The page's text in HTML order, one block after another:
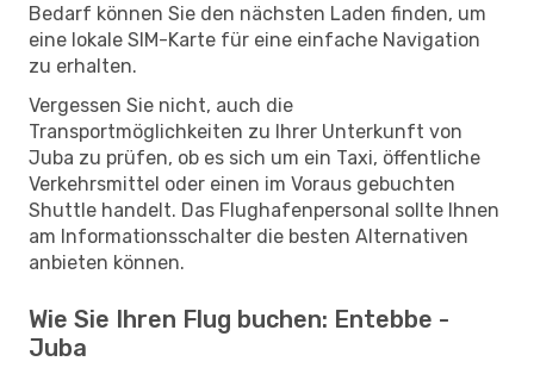
Bedarf können Sie den nächsten Laden finden, um
eine lokale SIM-Karte für eine einfache Navigation
zu erhalten.
Vergessen Sie nicht, auch die
Transportmöglichkeiten zu Ihrer Unterkunft von
Juba zu prüfen, ob es sich um ein Taxi, öffentliche
Verkehrsmittel oder einen im Voraus gebuchten
Shuttle handelt. Das Flughafenpersonal sollte Ihnen
am Informationsschalter die besten Alternativen
anbieten können.
Wie Sie Ihren Flug buchen: Entebbe -
Juba